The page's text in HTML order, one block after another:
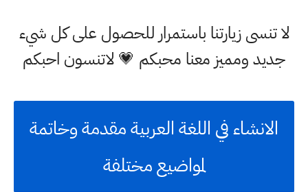
لا تنسى زيارتنا باستمرار للحصول على كل شيء
جديد ومميز معنا محبكم 💗 لاتنسون احبكم
الانشاء في اللغة العربية مقدمة وخاتمة
لمواضيع مختلفة